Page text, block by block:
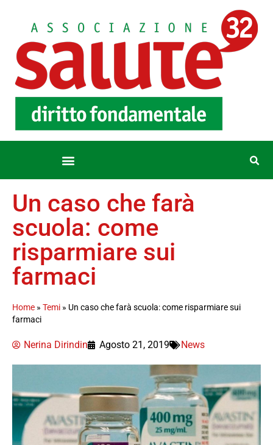
Un caso che farà
scuola: come
risparmiare sui
farmaci
Home » Temi » Un caso che farà scuola: come risparmiare sui
farmaci
Nerina Dirindin Agosto 21, 2019 News